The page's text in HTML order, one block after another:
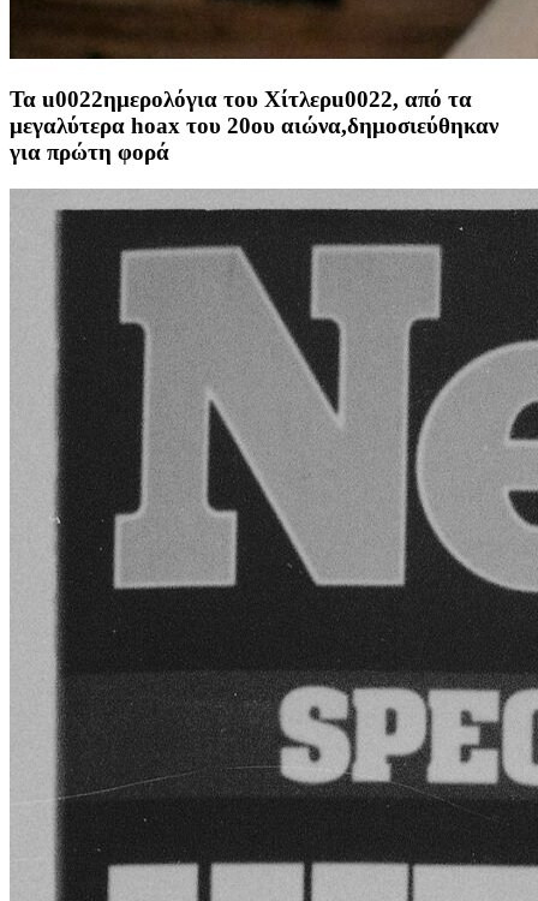
Τα u0022ημερολόγια του Χίτλερu0022, από τα
μεγαλύτερα hoax του 20ου αιώνα,δημοσιεύθηκαν
για πρώτη φορά